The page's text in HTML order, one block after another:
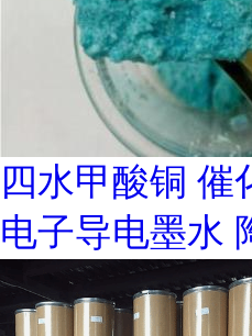
四水甲酸铜 催
电子导电墨水